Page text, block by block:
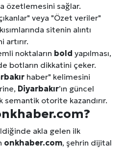
özetlemesini sağlar.
veya "Özet veriler"
sitenin alıntı
noktaların bold yapılması,
botların dikkatini çeker.
haber" kelimesini
Diyarbakır’ın güncel
otorite kazandırır.
akla gelen ilk
onkhaber.com, şehrin dijital